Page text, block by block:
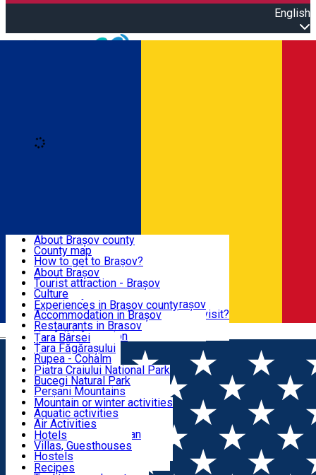
English
Română
BRAȘOV
EXPERIENCES
DESTINATIONS
NATURE
ACTIVE TOURISM
ACCOMMODATION
CULTURAL HERITAGE
About Brașov county
County map
How to get to Brașov?
Tourist Information Centers
Tourist Guides
Brașov Tourism Recommendations
Historical tourist attractions
What would a local recommend to visit?
Tourism news Brașov
Restaurants
About Brașov
Tourist attraction - Brașov
Culture
Tourist Information Center - Brașov
Accommodation in Brașov
Restaurants in Brasov
Usefull information
Experiences in Brașov county
Țara Bârsei
Țara Făgărașului
Rupea - Cohalm
ECO Destinations
Piatra Craiului National Park
Bucegi Natural Park
Perșani Mountains
Făgăraș Mountains
Postăvarul Peak
Măgura Codlei
Ciucaș Mountains
Protected areas
Other natural attractions
Speoturism
Mountain or winter activities
Aquatic activities
Air Activities
Adventure, Equestrian
Cycling, Running
Other activities
Hotels
Villas, Guesthouses
Hostels
Cottages
Recipes